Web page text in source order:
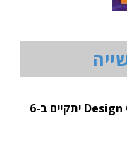
וובינר סינופסיס ל-Design Optimization יתקיים ב-6